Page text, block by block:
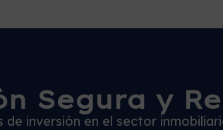
Segura y
de inversión en el sector